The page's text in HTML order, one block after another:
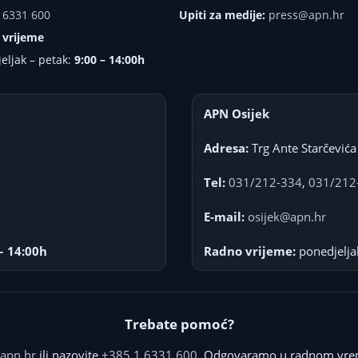
600
vrijeme
– petak:9:00 – 14:00h
Upiti za medije: press@apn.hr
14:00h
APN Osijek
Adresa: Trg Ante
Tel: 031/212-334,031/
E-mail: osijek@apn.hr
Radno vrijeme:
Trebate pomoć?